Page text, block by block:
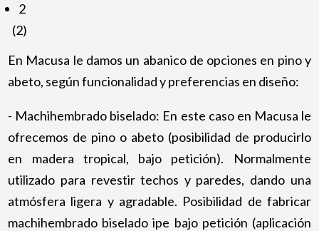
2
(2)
En Macusa le damos un abanico de opciones en pino y
abeto, según funcionalidad y preferencias en diseño:
- Machihembrado biselado: En este caso en Macusa le
ofrecemos de pino o abeto (posibilidad de producirlo
en madera tropical, bajo petición). Normalmente
utilizado para revestir techos y paredes, dando una
atmósfera ligera y agradable. Posibilidad de fabricar
machihembrado biselado ipe bajo petición (aplicación